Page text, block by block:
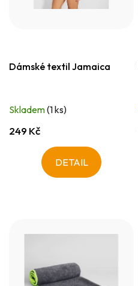
Dámské textil Jamaica
Skladem(1 ks)
249 Kč
DETAIL